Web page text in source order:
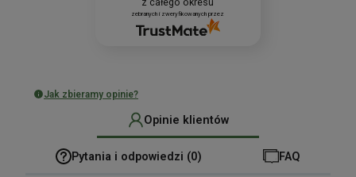
zebranych i zweryfikowanych przez
Jak zbieramy opinie?
Opinie klientów
Pytania i odpowiedzi (0) FAQ